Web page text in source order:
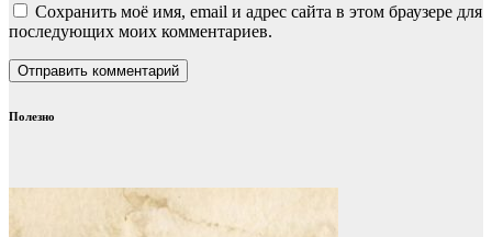
Сохранить моё имя, email и адрес сайта в этом браузере для
последующих моих комментариев.
Полезно